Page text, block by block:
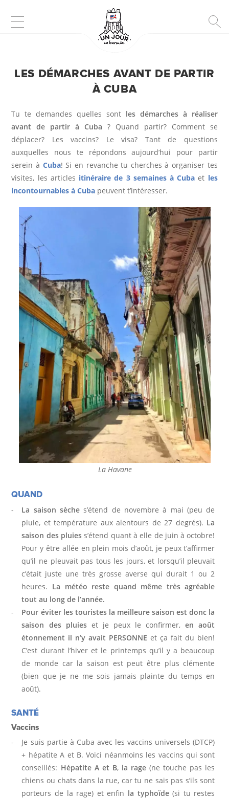
T
I
N
A
T
I
O
N
S
S
P
R
T
R
LES DÉMARCHES AVANT DE PARTIR
À CUBA
Tu te demandes quelles sont les démarches à réaliser
avant de partir à Cuba ? Quand partir? Comment se
déplacer? Les vaccins? Le visa? Tant de questions
auxquelles nous te répondons aujourd’hui pour partir
serein à Cuba! Si en revanche tu cherches à organiser tes
visites, les articles itinéraire de 3 semaines à Cuba et les
incontournables à Cuba peuvent t’intéresser.
La Havane
QUAND
La saison sèche s’étend de novembre à mai (peu de
pluie, et température aux alentours de 27 degrés). La
saison des pluies s’étend quant à elle de juin à octobre!
Pour y être allée en plein mois d’août, je peux t’affirmer
qu’il ne pleuvait pas tous les jours, et lorsqu’il pleuvait
c’était juste une très grosse averse qui durait 1 ou 2
heures. La météo reste quand même très agréable
tout au long de l’année.
Pour éviter les touristes la meilleure saison est donc la
saison des pluieset je peux le confirmer,en août
étonnement il n’y avait PERSONNE et ça fait du bien!
C’est durant l’hiver et le printemps qu’il y a beaucoup
de monde car la saison est peut être plus clémente
(bien que je ne me sois jamais plainte du temps en
août).
SANTÉ
Vaccins
Je suis partie à Cuba avec les vaccins universels (DTCP)
+ hépatite A et B. Voici néanmoins les vaccins qui sont
conseillés: Hépatite A et B, la rage (ne touche pas les
chiens ou chats dans la rue, car tu ne sais pas s’ils sont
porteurs de la rage) et enfin la typhoïde(si tu restes